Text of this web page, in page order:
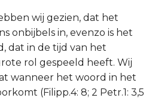
wij gezien, dat het
onbijbels in, evenzo is het
dat in de tijd van het
rol gespeeld heeft. Wij
wanneer het woord in het
(Filipp.4: 8; 2 Petr.1: 3,5